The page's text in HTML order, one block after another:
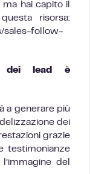
hai capito il
risorsa:
sales-follow-
dei lead è
a generare più
dei
grazie
testimonianze
del